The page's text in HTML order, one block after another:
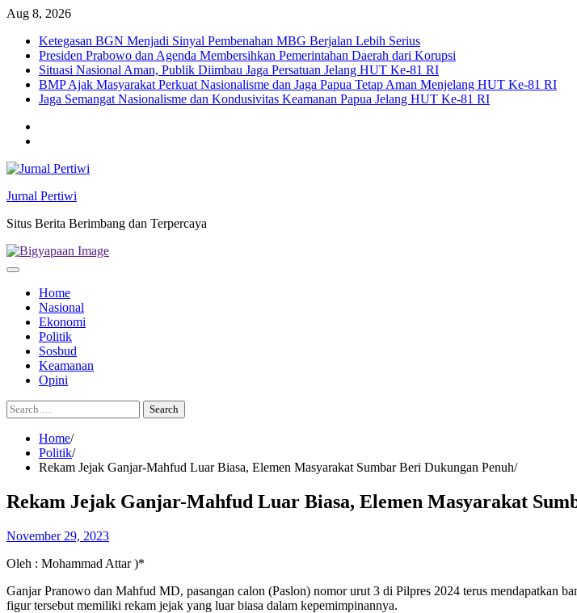
Skip
content
Aug 8, 2026
Ketegasan BGN Menjadi Sinyal Pembenahan MBG Berjalan Lebih Serius
Presiden Prabowo dan Agenda Membersihkan Pemerintahan Daerah dari Korupsi
Situasi Nasional Aman, Publik Diimbau Jaga Persatuan Jelang HUT Ke-81 RI
BMP Ajak Masyarakat Perkuat Nasionalisme dan Jaga Papua Tetap Aman Menjelang HUT Ke-81 RI
Jaga Semangat Nasionalisme dan Kondusivitas Keamanan Papua Jelang HUT Ke-81 RI
Jurnal Pertiwi
Situs Berita Berimbang dan Terpercaya
Home
Nasional
Ekonomi
Politik
Sosbud
Keamanan
Opini
Search
for:
Home
Politik
Rekam Jejak Ganjar-Mahfud Luar Biasa, Elemen Masyarakat Sumbar Beri Dukungan Penuh
Rekam Jejak Ganjar-Mahfud Luar Biasa, Elemen Masyarakat
November 29, 2023
Oleh : Mohammad Attar )*
Ganjar Pranowo dan Mahfud MD, pasangan calon (Paslon) nomor urut 3 di Pilpres 2024 terus mendapatkan
figur tersebut memiliki rekam jejak yang luar biasa dalam kepemimpinannya.